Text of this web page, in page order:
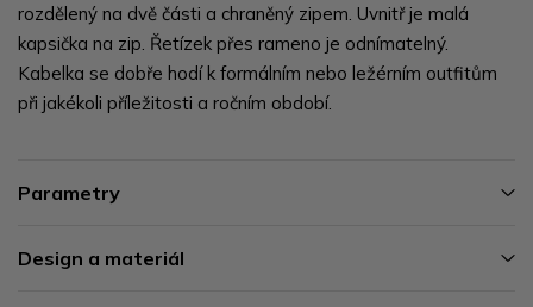
rozdělený na dvě části a chraněný zipem. Uvnitř je malá
kapsička na zip. Řetízek přes rameno je odnímatelný.
Kabelka se dobře hodí k formálním nebo ležérním outfitům
při jakékoli příležitosti a ročním období.
Parametry
Design a materiál